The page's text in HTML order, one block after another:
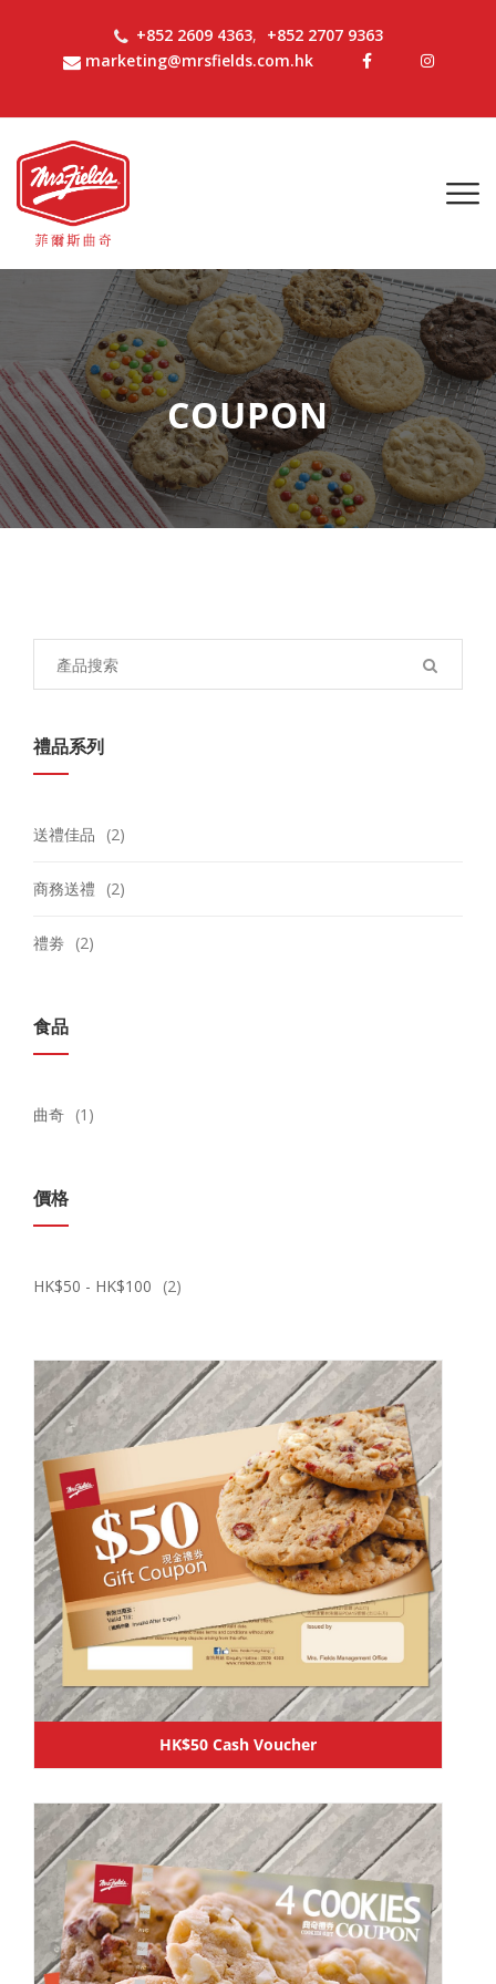
+852 2609 4363, +852 2707 9363
marketing@mrsfields.com.hk
COUPON
禮品系列
送禮佳品 (2)
商務送禮 (2)
禮劵 (2)
食品
曲奇 (1)
價格
HK$50 - HK$100 (2)
HK$50 Cash Voucher